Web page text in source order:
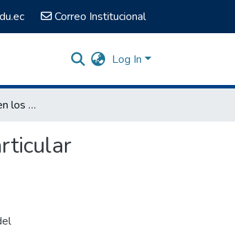
Correo Institucional
Log In
Clima organizacional en los docentes de la unidad educativa particular “ALICIA MARCUARD DE YEROVI” del Cantón Salcedo.